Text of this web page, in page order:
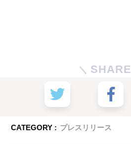
SHARE
CATEGORY : プレスリリース